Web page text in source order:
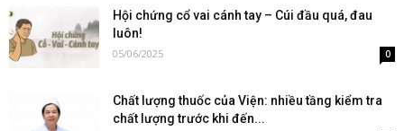
Hội chứng cổ vai cánh tay – Cúi đầu quá, đau
luôn!
05/06/2025 0
Chất lượng thuốc của Viện: nhiều tầng kiểm tra
chất lượng trước khi đến...